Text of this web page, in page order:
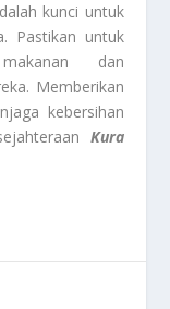
kunci untuk
Pastikan untuk
dan
Memberikan
kebersihan
Kura